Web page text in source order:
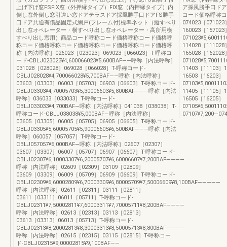
上げ下げ窓FSFIX窓（外押縁タイプ）FIX窓（内押縁タイプ）内
倒し窓外倒し窓引違い窓ドアテラスドア採風勝手口ドアFS勝手
口ドア共通有償品固定式網戸(フレーム付)標準ネット（縦すべり
出し窓オペレーター・横すべり出し窓オペレーター・高所用横
すべり出し窓用）商品コード呼称コード価格呼称コード価格呼
称コード価格呼称コード価格呼称コード価格呼称コード価格呼
称［内法呼称］026023［023023］069023［066023］T-呼称コ
ード-CBLJ023023¥4,600066023¥5,600BAF――呼称［内法呼称］
031028［028028］069028［066028］T-呼称コード-
CBLJ028028¥4,700066028¥5,700BAF――呼称［内法呼称］
03603［03303］06003［05703］06903［06603］T-呼称コード-
CBLJ03303¥4,70005703¥5,30006603¥5,800BAF―――呼称［内法
呼称］036033［033033］T-呼称コード-
CBLJ033033¥4,700BAF―呼称［内法呼称］041038［038038］T-
呼称コード-CBLJ038038¥5,000BAF―呼称［内法呼称］
03605［03305］06005［05705］06905［06605］T-呼称コード-
CBLJ03305¥5,60005705¥5,90006605¥6,500BAF―――呼称［内法
呼称］060057［057057］T-呼称コード-
CBLJ057057¥6,000BAF―呼称［内法呼称］02607［02307］
03607［03307］06007［05707］06907［06607］T-呼称コード-
CBLJ02307¥6,10003307¥6,20005707¥6,60006607¥7,200BAF――――
呼称［内法呼称］02609［02309］03109［02809］
03609［03309］06009［05709］06909［06609］T-呼称コード-
CBLJ02309¥6,60002809¥6,70003309¥6,80005709¥7,50006609¥8,100BAF―――――
呼称［内法呼称］02611［02311］03111［02811］
03611［03311］06011［05711］T-呼称コード-
CBLJ02311¥7,50002811¥7,60003311¥7,70005711¥8,200BAF――――
呼称［内法呼称］02613［02313］03113［02813］
03613［03313］06013［05713］T-呼称コード-
CBLJ02313¥8,20002813¥8,30003313¥8,50005713¥8,800BAF――――
呼称［内法呼称］02615［02315］03115［02815］T-呼称コー
ド-CBLJ02315¥9,00002815¥9,100BAF――
ア採風勝手口ド
コード価格呼称
074023［071023
160023［157023
114028［111028
165028［162028
11403［11103］
16503［16203］
11405［11105］
16505［16205］